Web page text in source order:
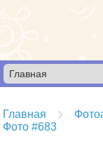
Главная
Фото #683